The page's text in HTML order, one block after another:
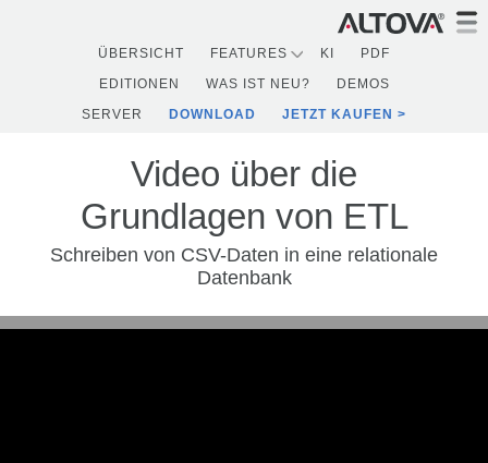
ÜBERSICHT FEATURES KI
PDF
EDITIONEN
WAS IST NEU?
DEMOS
SERVER
DOWNLOAD JETZT KAUFEN
Video über die
Grundlagen von ETL
Schreiben von CSV-Daten in eine relationale
Datenbank